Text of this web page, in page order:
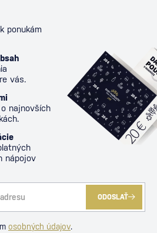
ponukám
vás.
najnovších
nápojov
ODOSLAŤ
osobných údajov.